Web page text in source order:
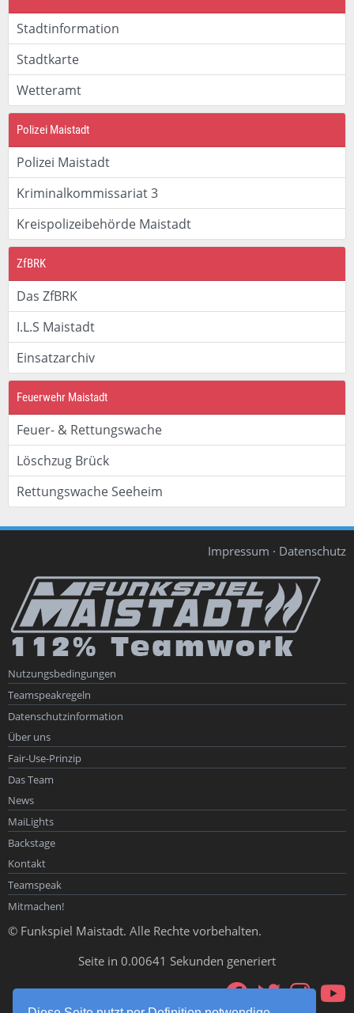
Stadtinformation
Stadtkarte
Wetteramt
Polizei Maistadt
Polizei Maistadt
Kriminalkommissariat 3
Kreispolizeibehörde Maistadt
ZfBRK
Das ZfBRK
I.L.S Maistadt
Einsatzarchiv
Feuerwehr Maistadt
Feuer- & Rettungswache
Löschzug Brück
Rettungswache Seeheim
Impressum · Datenschutz
Nutzungsbedingungen
Teamspeakregeln
Datenschutzinformation
Über uns
Fair-Use-Prinzip
Das Team
News
MaiLights
Backstage
Kontakt
Teamspeak
Mitmachen!
© Funkspiel Maistadt. Alle Rechte vorbehalten.
Seite in 0.00641 Sekunden generiert